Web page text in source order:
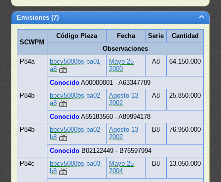
Emisiones (7)
SCWPM
Código Pieza Fecha Serie
Cantidad
Observaciones
P84a
bbcv5000bs-ba01-
a8
Mayo 25
2000
A8 64.150.000
Conocido A00000001 - A63347789
P84b
bbcv5000bs-ba02-
a8
Agosto 13
2002
A8 25.850.000
Conocido A65183560 - A89994178
P84b
bbcv5000bs-ba02-
b8
Agosto 13
2002
B8 76.950.000
Conocido B02122449 - B76597994
P84c
bbcv5000bs-ba03-
b8
Mayo 25
2004
B8 13.050.000